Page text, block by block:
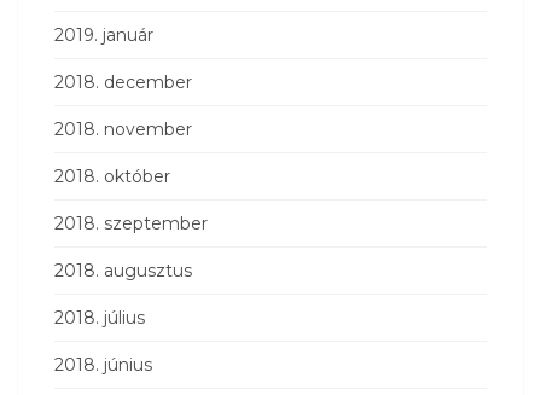
2019. január
2018. december
2018. november
2018. október
2018. szeptember
2018. augusztus
2018. július
2018. június